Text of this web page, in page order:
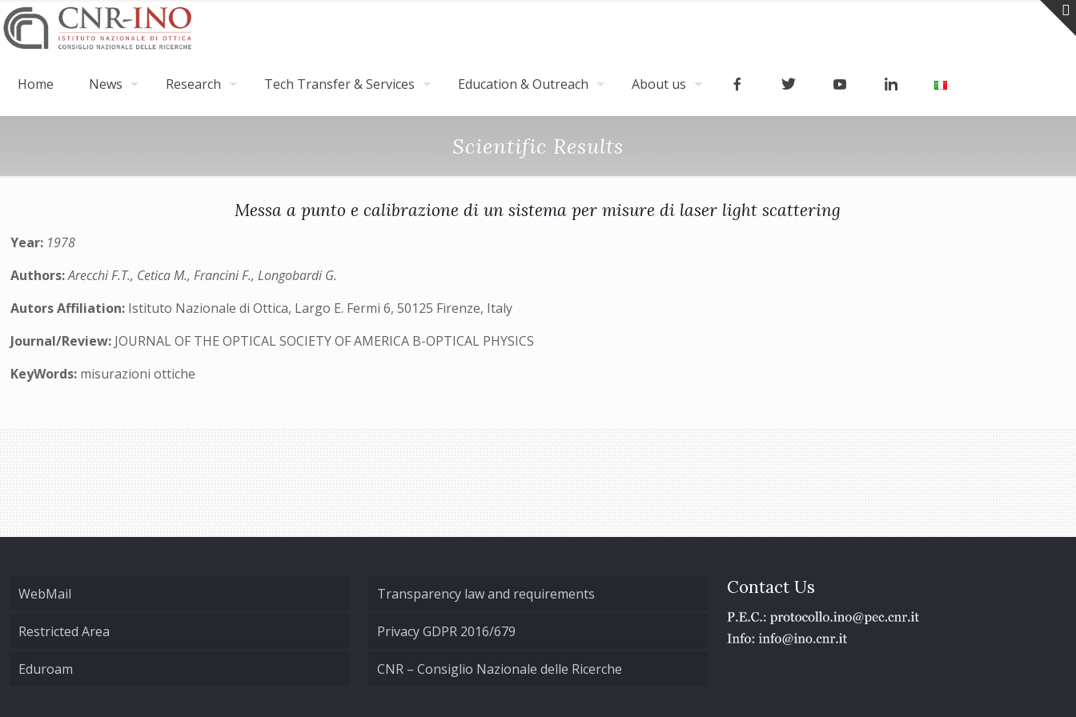
Home News Research Tech Transfer & Services Education & Outreach About us
Scientific Results
Messa a punto e calibrazione di un sistema per misure di laser light scattering
Year: 1978
Authors:Arecchi F.T., Cetica M., Francini F., Longobardi G.
Autors Affiliation: Istituto Nazionale di Ottica, Largo E. Fermi 6, 50125 Firenze, Italy
Journal/Review: JOURNAL OF THE OPTICAL SOCIETY OF AMERICA B-OPTICAL PHYSICS
KeyWords: misurazioni ottiche
WebMail
Restricted Area
Eduroam
Transparency law and requirements
Privacy GDPR 2016/679
CNR – Consiglio Nazionale delle Ricerche
Contact Us